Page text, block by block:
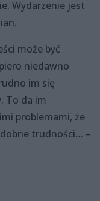
Wydarzenie jest
może być
niedawno
im się
To da im
problemami, że
trudności… –